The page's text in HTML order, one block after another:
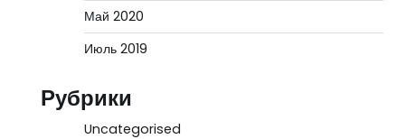
Май 2020
Июль 2019
Рубрики
Uncategorised